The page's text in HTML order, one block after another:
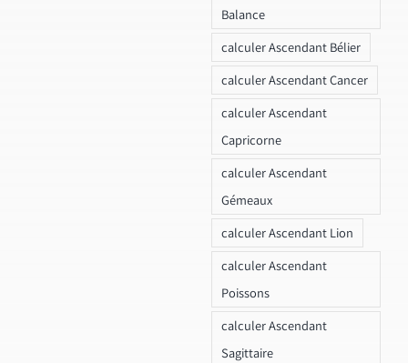
Balance
calculer Ascendant Bélier
calculer Ascendant Cancer
calculer Ascendant
Capricorne
calculer Ascendant
Gémeaux
calculer Ascendant Lion
calculer Ascendant
Poissons
calculer Ascendant
Sagittaire